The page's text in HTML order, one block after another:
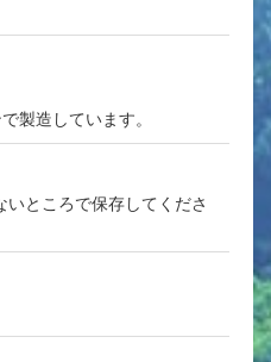
製造しています。
ところで保存してくださ